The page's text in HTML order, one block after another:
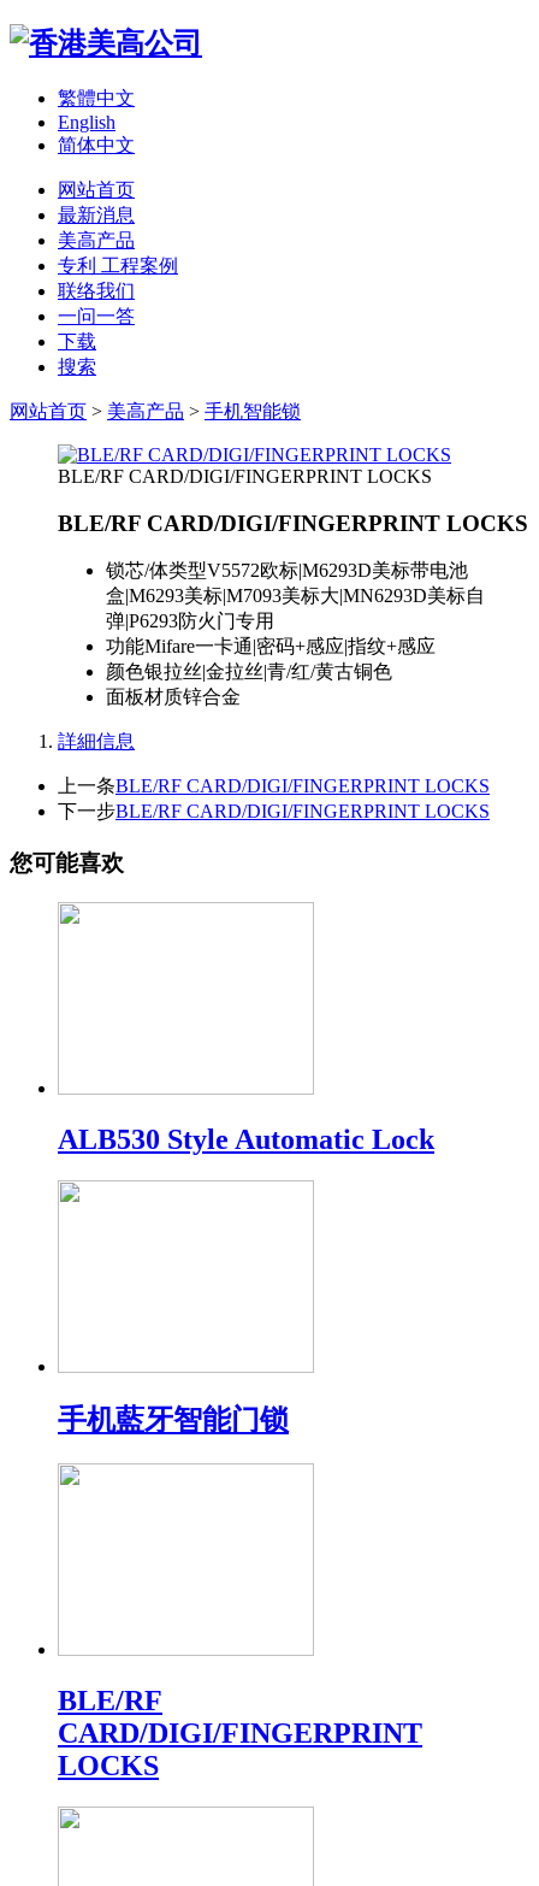
繁體中文
English
简体中文
网站首页
最新消息
美高产品
专利 工程案例
联络我们
一问一答
下载
搜索
网站首页 > 美高产品 > 手机智能锁
BLE/RF CARD/DIGI/FINGERPRINT LOCKS
BLE/RF CARD/DIGI/FINGERPRINT LOCKS
锁芯/体类型V5572欧标|M6293D美标带电池
盒|M6293美标|M7093美标大|MN6293D美标自
弹|P6293防火门专用
功能Mifare一卡通|密码+感应|指纹+感应
颜色银拉丝|金拉丝|青/红/黄古铜色
面板材质锌合金
詳細信息
上一条BLE/RF CARD/DIGI/FINGERPRINT LOCKS
下一步BLE/RF CARD/DIGI/FINGERPRINT LOCKS
您可能喜欢
ALB530 Style Automatic Lock
手机藍牙智能门锁
BLE/RF
CARD/DIGI/FINGERPRINT
LOCKS